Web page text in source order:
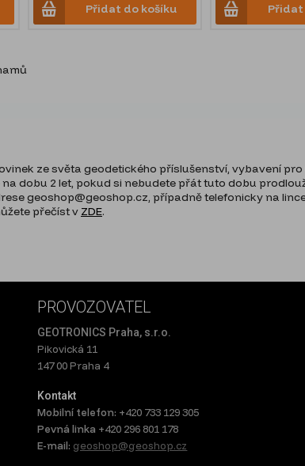
Přidat do košíku Přidat
ze světa geodetického příslušenství, vybavení
dobu 2 let, pokud si nebudete přát tuto dobu
geoshop@geoshop.cz, případně telefonicky na
přečíst v ZDE.
PROVOZOVATEL
GEOTRONICS Praha, s.r.o.
Pikovická 11
147 00 Praha 4
Kontakt
Mobilní telefon: +420 733 129 305
Pevná linka +420 296 801 178
E-mail: geoshop@geoshop.cz